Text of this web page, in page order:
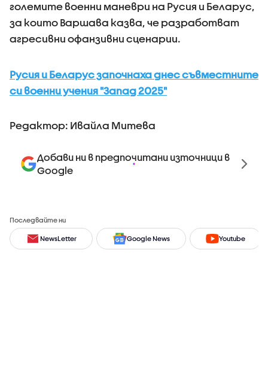
големите военни маневри на Русия и Беларус,
за които Варшава казва, че разработват
агресивни офанзивни сценарии.
Русия и Беларус започнаха днес съвместните
си военни учения "Запад 2025"
Редактор: Ивайла Митева
Добави ни в предпочитани източници в
Google
Последвайте ни
NewsLetter Google News Youtube